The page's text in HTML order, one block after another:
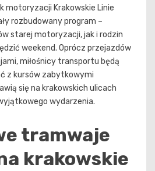
motoryzacji Krakowskie Linie
rozbudowany program –
starej motoryzacji, jak i rodzin
weekend. Oprócz przejazdów
miłośnicy transportu będą
z kursów zabytkowymi
się na krakowskich ulicach
wydarzenia.
tramwaje
krakowskie